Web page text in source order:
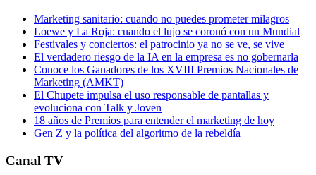
Marketing sanitario: cuando no puedes prometer milagros
Loewe y La Roja: cuando el lujo se coronó con un Mundial
Festivales y conciertos: el patrocinio ya no se ve, se vive
El verdadero riesgo de la IA en la empresa es no gobernarla
Conoce los Ganadores de los XVIII Premios Nacionales de
Marketing (AMKT)
El Chupete impulsa el uso responsable de pantallas y
evoluciona con Talk y Joven
18 años de Premios para entender el marketing de hoy
Gen Z y la política del algoritmo de la rebeldía
Canal TV